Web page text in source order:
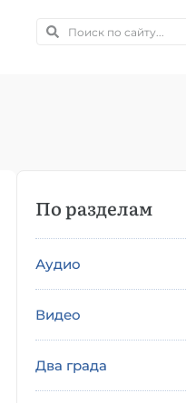
По разделам
Аудио
Видео
Два града